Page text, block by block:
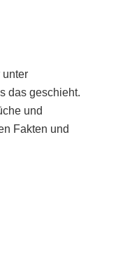
unter
das geschieht.
und
Fakten und